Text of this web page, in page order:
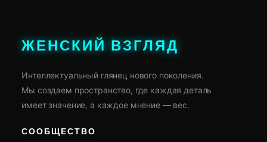
ЖЕНСКИЙ ВЗГЛЯД
Интеллектуальный глянец нового поколения.
Мы создаем пространство, где каждая деталь
имеет значение, а каждое мнение — вес.
СООБЩЕСТВО